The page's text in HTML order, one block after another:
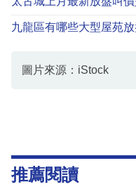
九龍區有哪些大型屋苑
圖片來源：iStock
推薦閱讀